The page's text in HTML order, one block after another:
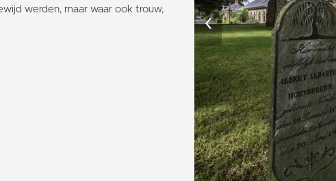
werden, maar waar ook trouw,
‹